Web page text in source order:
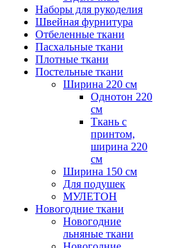
Наборы для рукоделия
Швейная фурнитура
Отбеленные ткани
Пасхальные ткани
Плотные ткани
Постельные ткани
Ширина 220 см
Однотон 220
см
Ткань с
принтом,
ширина 220
см
Ширина 150 см
Для подушек
МУЛЕТОН
Новогодние ткани
Новогодние
льняные ткани